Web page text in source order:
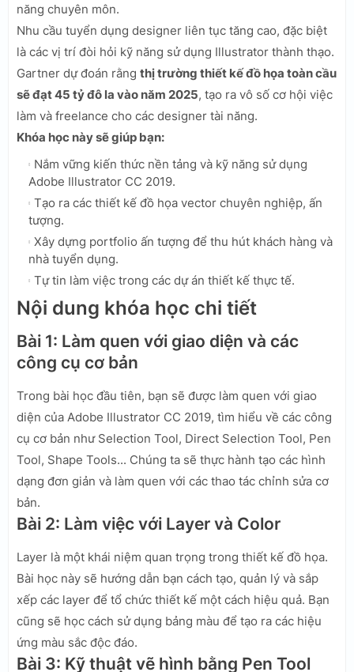
năng chuyên môn.
Nhu cầu tuyển dụng designer liên tục tăng cao, đặc biệt
là các vị trí đòi hỏi kỹ năng sử dụng Illustrator thành thạo.
Gartner dự đoán rằng thị trường thiết kế đồ họa toàn cầu
sẽ đạt 45 tỷ đô la vào năm 2025, tạo ra vô số cơ hội việc
làm và freelance cho các designer tài năng.
Khóa học này sẽ giúp bạn:
Nắm vững kiến thức nền tảng và kỹ năng sử dụng
Adobe Illustrator CC 2019.
Tạo ra các thiết kế đồ họa vector chuyên nghiệp, ấn
tượng.
Xây dựng portfolio ấn tượng để thu hút khách hàng và
nhà tuyển dụng.
Tự tin làm việc trong các dự án thiết kế thực tế.
Nội dung khóa học chi tiết
Bài 1: Làm quen với giao diện và các
công cụ cơ bản
Trong bài học đầu tiên, bạn sẽ được làm quen với giao
diện của Adobe Illustrator CC 2019, tìm hiểu về các công
cụ cơ bản như Selection Tool, Direct Selection Tool, Pen
Tool, Shape Tools... Chúng ta sẽ thực hành tạo các hình
dạng đơn giản và làm quen với các thao tác chỉnh sửa cơ
bản.
Bài 2: Làm việc với Layer và Color
Layer là một khái niệm quan trọng trong thiết kế đồ họa.
Bài học này sẽ hướng dẫn bạn cách tạo, quản lý và sắp
xếp các layer để tổ chức thiết kế một cách hiệu quả. Bạn
cũng sẽ học cách sử dụng bảng màu để tạo ra các hiệu
ứng màu sắc độc đáo.
Bài 3: Kỹ thuật vẽ hình bằng Pen Tool